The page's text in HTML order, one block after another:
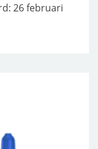
26 februari